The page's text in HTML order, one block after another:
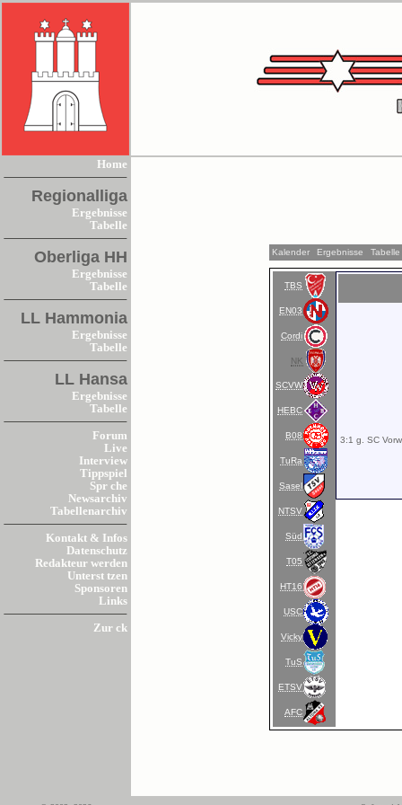
Home
Regionalliga
Ergebnisse
Tabelle
Oberliga HH
Ergebnisse
Tabelle
LL Hammonia
Ergebnisse
Tabelle
LL Hansa
Ergebnisse
Tabelle
Forum
Live
Interview
Tippspiel
Spr che
Newsarchiv
Tabellenarchiv
Kontakt & Infos
Datenschutz
Redakteur werden
Unterst tzen
Sponsoren
Links
Zur ck
Kalender Ergebnisse Tabelle
TBS
EN03
Cordi
NK
SCVW
HEBC
B08
TuRa
Sasel
NTSV
Süd
T05
HT16
USC
Vicky
TuS
ETSV
AFC
3:1 g. SC